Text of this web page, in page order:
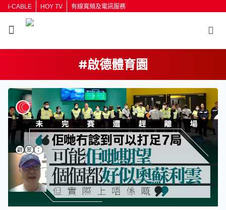
i-CABLE HOY TV 有線寬頻及電訊服務
#啟德體育園
按輸入鍵開始搜尋